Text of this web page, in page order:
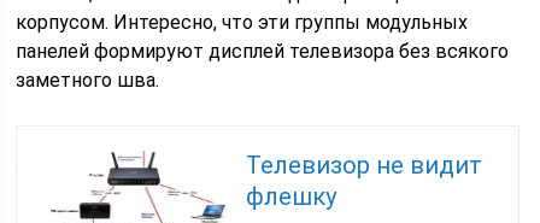
корпусом. Интересно, что эти группы модульных
панелей формируют дисплей телевизора без всякого
заметного шва.
Телевизор не видит
флешку